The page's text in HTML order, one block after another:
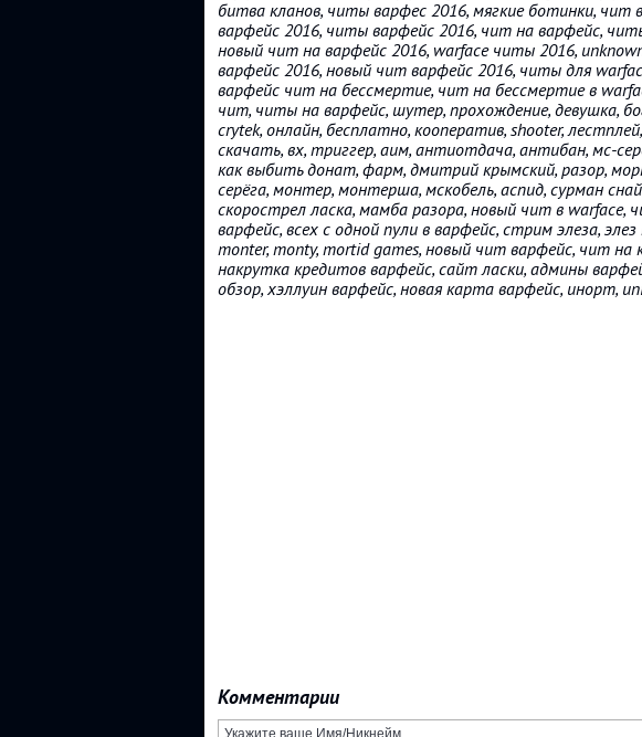
битва кланов, читы варфес 2016, мягкие ботинки, чит
варфейс 2016, читы варфейс 2016, чит на варфейс,
новый чит на варфейс 2016, warface читы 2016,
варфейс 2016, новый чит варфейс 2016, читы для
варфейс чит на бессмертие, чит на бессмертие в
чит, читы на варфейс, шутер, прохождение, девушка,
crytek, онлайн, бесплатно, кооператив, shooter,
скачать, вх, триггер, аим, антиотдача, антибан, мс-
как выбить донат, фарм, дмитрий крымский, разор,
серёга, монтер, монтерша, мскобель, аспид, сурман
скорострел ласка, мамба разора, новый чит в warface,
варфейс, всех с одной пули в варфейс, стрим элеза,
monter, monty, mortid games, новый чит варфейс, чит
накрутка кредитов варфейс, сайт ласки, админы
обзор, хэллуин варфейс, новая карта варфейс, инорт,
Комментарии